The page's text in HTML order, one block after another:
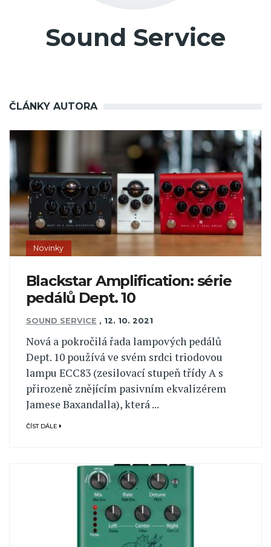
Sound Service
ČLÁNKY AUTORA
Novinky
Blackstar Amplification: série
pedálů Dept. 10
SOUND SERVICE , 12. 10. 2021
Nová a pokročilá řada lampových pedálů
Dept. 10 používá ve svém srdci triodovou
lampu ECC83 (zesilovací stupeň třídy A s
přirozeně znějícím pasivním ekvalizérem
Jamese Baxandalla), která ...
ČÍST DÁLE